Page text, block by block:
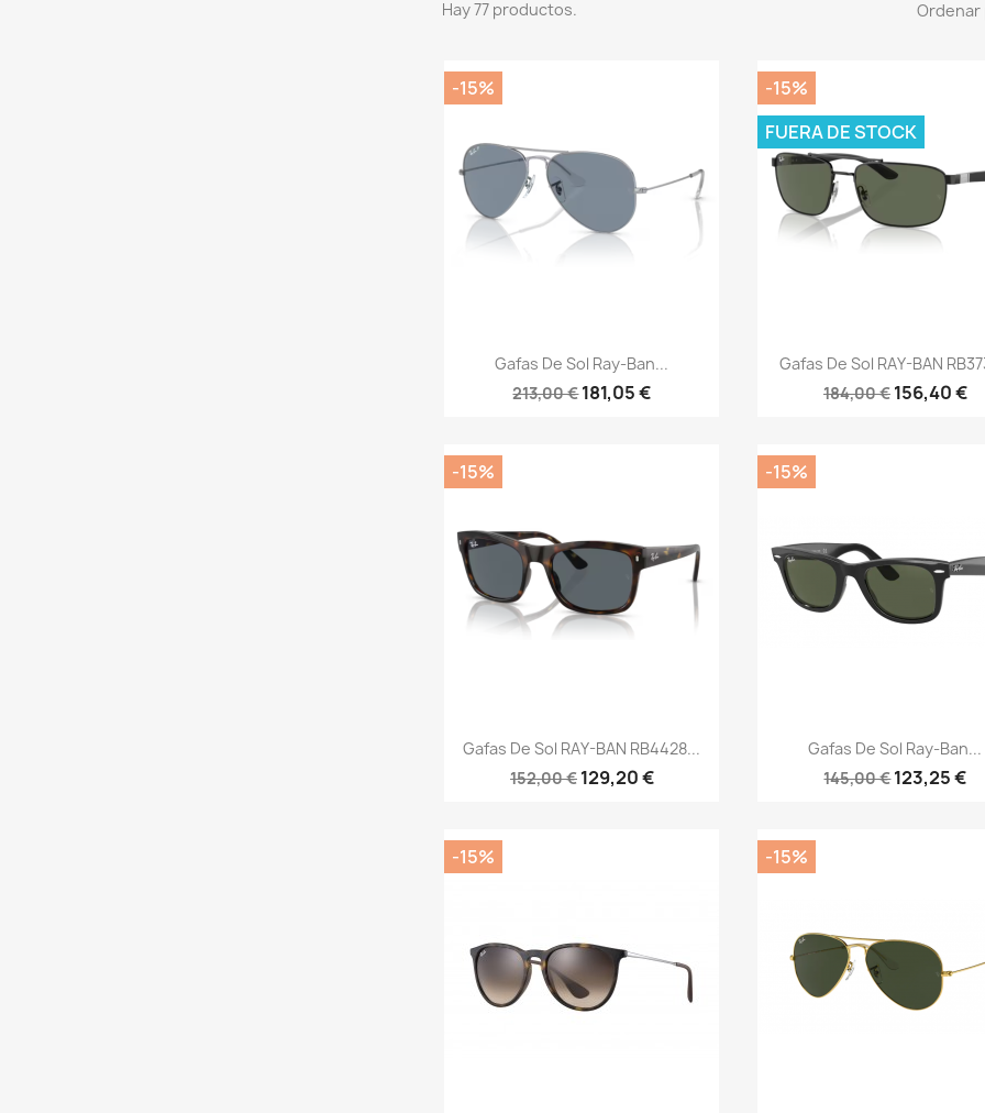
Hay 77 productos. Ordenar
Vista rápida
Gafas De Sol Ray-Ban...
213,00 €181,05 €
-15%
Vista rápida
Gafas De Sol RAY-BAN
184,00 € 156,40 €
-15%
FUERA DE STOCK
Vista rápida
Gafas De Sol RAY-BAN RB4428...
152,00 € 129,20 €
-15%
Vista rápida
Gafas De Sol Ray-Ban...
145,00 €123,25 €
-15%
-15% -15%